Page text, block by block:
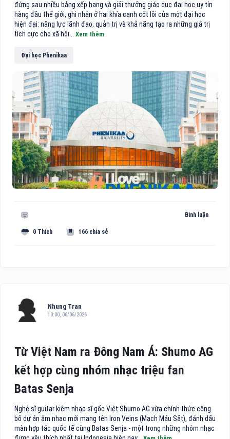
đứng sau nhiều bảng xếp hạng và giải thưởng giáo dục đại học uy tín
hàng đầu thế giới, ghi nhận ở hai khía cạnh cốt lõi của một đại học
hiện đại: năng lực lãnh đạo, quản trị và khả năng tạo ra những giá trị
tích cực cho xã hội... Xem thêm
Đại học Phenikaa
Bình luận
0 Thích 166 chia sẻ
Nhung Tran
10:00, 06/06/2026
Từ Việt Nam ra Đông Nam Á: Shumo AG
kết hợp cùng nhóm nhạc triệu fan
Batas Senja
Nghệ sĩ guitar kiêm nhạc sĩ gốc Việt Shumo AG vừa chính thức công
bố dự án âm nhạc mới mang tên Iron Veins (Mạch Máu Sắt), đánh dấu
màn hợp tác quốc tế cùng Batas Senja - một trong những nhóm nhạc